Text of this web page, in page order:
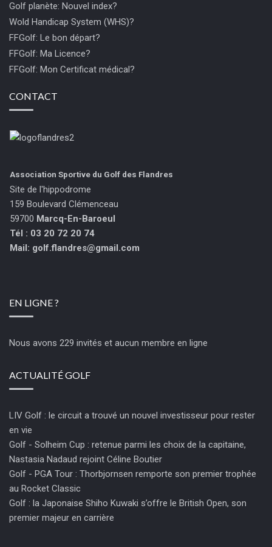
Golf planète: Nouvel index?
Wold Handicap System (WHS)?
FFGolf: Le bon départ?
FFGolf: Ma Licence?
FFGolf: Mon Certificat médical?
CONTACT
Association Sportive du Golf des Flandres
Site de l'hippodrome
159 Boulevard Clémenceau
59700 Marcq-En-Baroeul
Tél : 03 20 72 20 74
Mail: golf.flandres@gmail.com
EN LIGNE ?
Nous avons 229 invités et aucun membre en ligne
ACTUALITÉ GOLF
LIV Golf : le circuit a trouvé un nouvel investisseur pour rester
en vie
Golf - Solheim Cup : retenue parmi les choix de la capitaine,
Nastasia Nadaud rejoint Céline Boutier
Golf - PGA Tour : Thorbjornsen remporte son premier trophée
au Rocket Classic
Golf : la Japonaise Shiho Kuwaki s’offre le British Open, son
premier majeur en carrière